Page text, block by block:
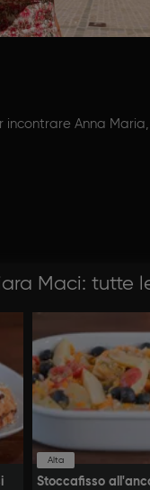
incontrare Anna
Maci: tutte
Alta
Stoccafisso